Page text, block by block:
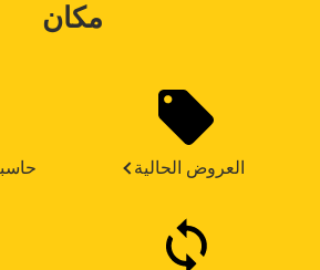
مكان
العروض الحالية